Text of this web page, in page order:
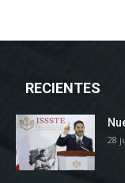
RECIENTES
28